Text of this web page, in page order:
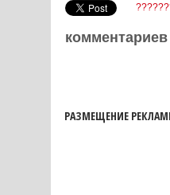
комментариев
РАЗМЕЩЕНИЕ